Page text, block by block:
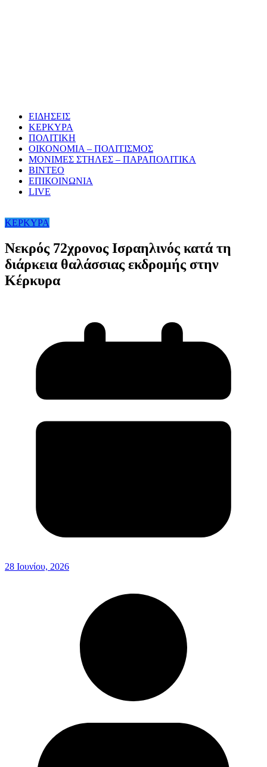
ΕΙΔΗΣΕΙΣ
ΚΕΡΚΥΡΑ
ΠΟΛΙΤΙΚΗ
ΟΙΚΟΝΟΜΙΑ – ΠΟΛΙΤΙΣΜΟΣ
ΜΟΝΙΜΕΣ ΣΤΗΛΕΣ – ΠΑΡΑΠΟΛΙΤΙΚΑ
ΒΙΝΤΕΟ
ΕΠΙΚΟΙΝΩΝΙΑ
LIVE
ΚΕΡΚΥΡΑ
Νεκρός 72χρονος Ισραηλινός κατά τη
διάρκεια θαλάσσιας εκδρομής στην
Κέρκυρα
28 Ιουνίου, 2026